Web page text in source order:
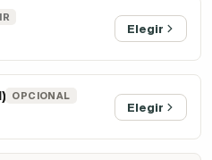
Elegir
OPCIONAL
Elegir